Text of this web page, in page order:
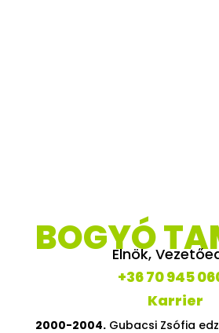
BOGYÓ
Elnök,
+36 70 945
Karrier
2000-2004.Gubacsi Zsófia